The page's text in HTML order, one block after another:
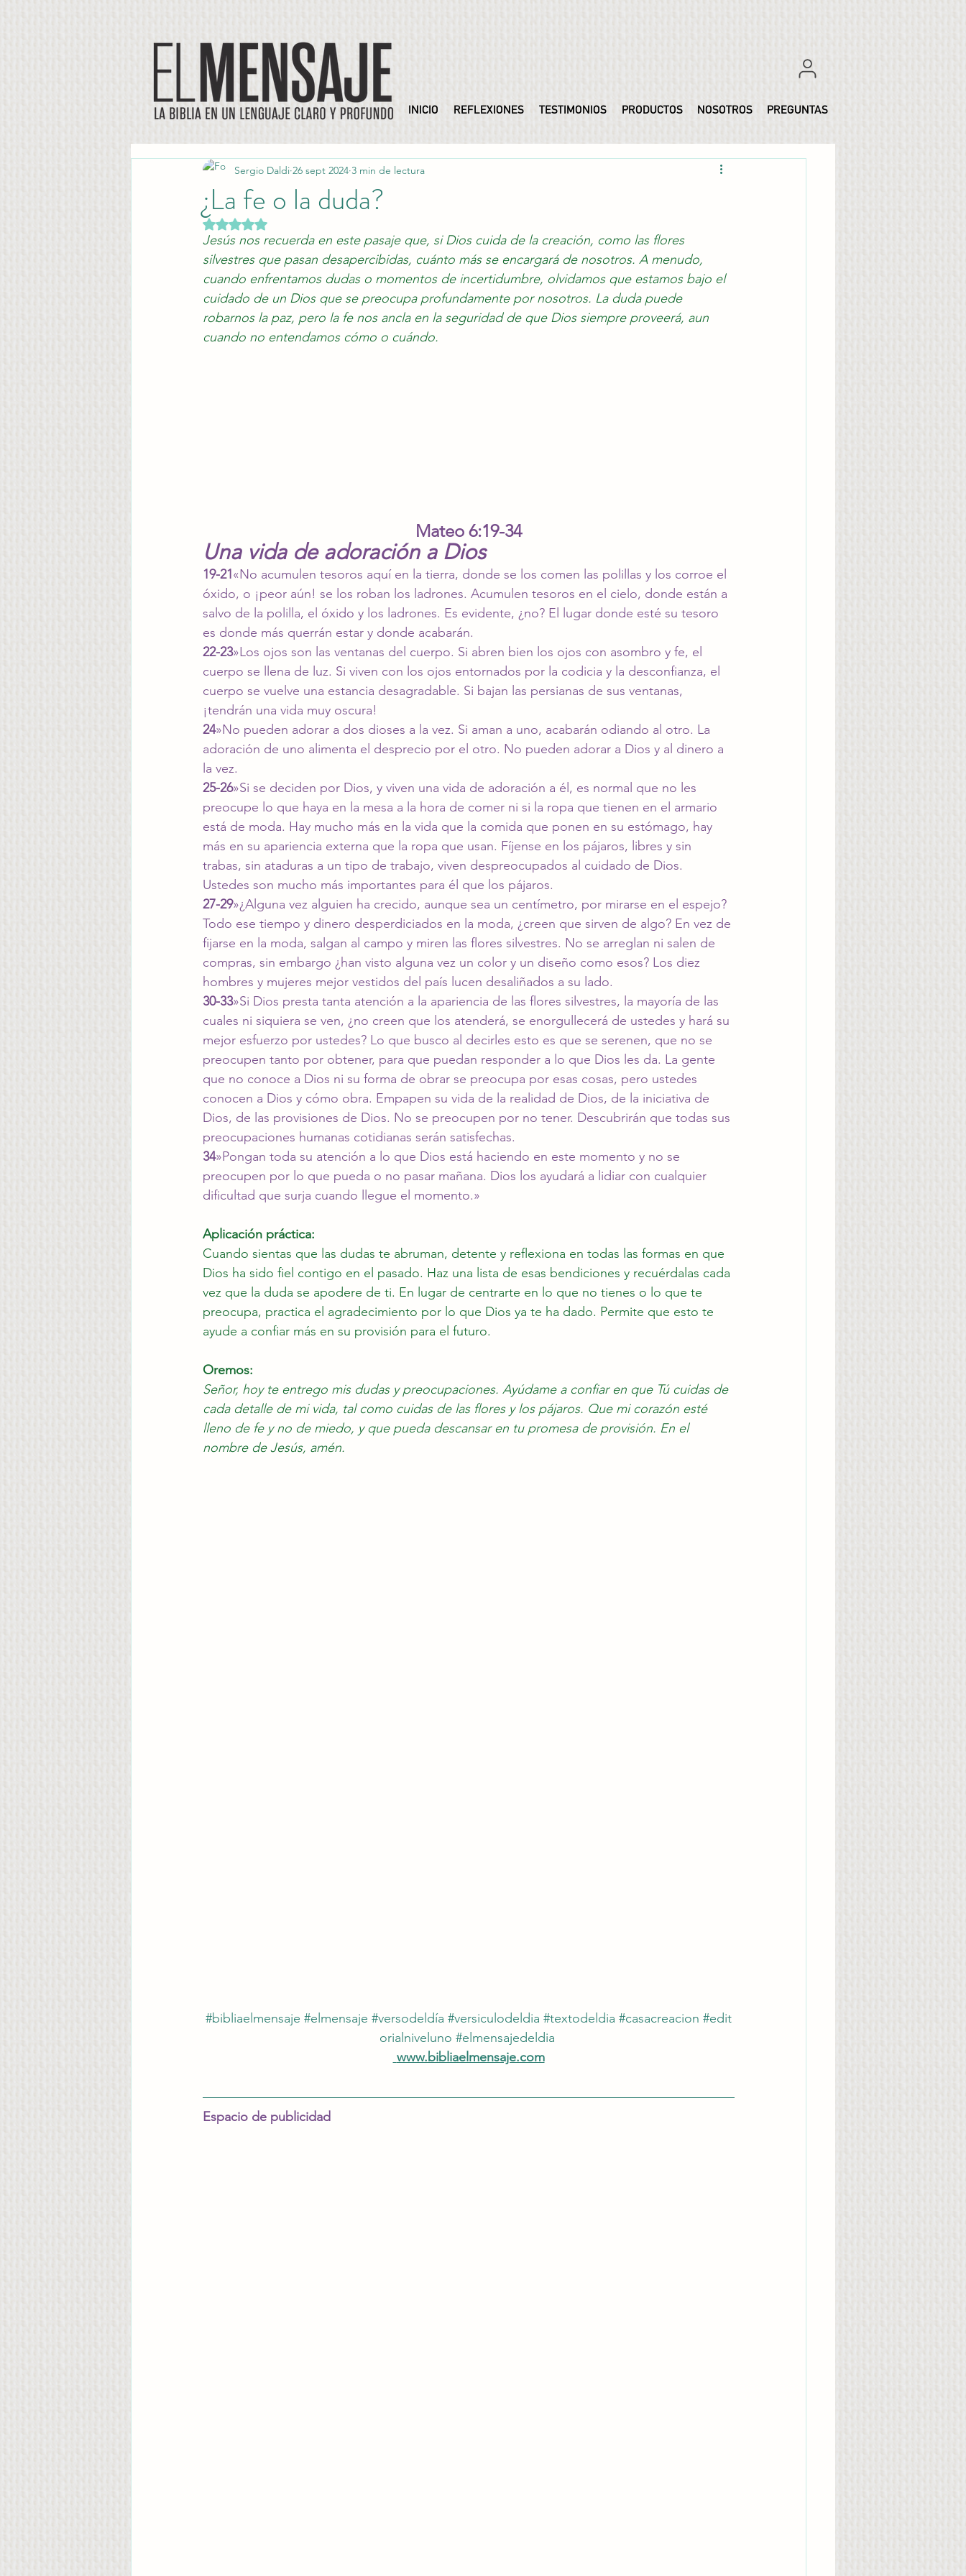
INICIO REFLEXIONES TESTIMONIOS PRODUCTOS NOSOTROS PREGUNTAS
¿La fe o la duda?
Sergio Daldi 26 sept 2024 3 min de lectura
Obtuvo NaN de 5 estrellas.
Jesús nos recuerda en este pasaje que, si Dios cuida de la creación, como las flores
silvestres que pasan desapercibidas, cuánto más se encargará de nosotros. A menudo,
cuando enfrentamos dudas o momentos de incertidumbre, olvidamos que estamos bajo el
cuidado de un Dios que se preocupa profundamente por nosotros. La duda puede
robarnos la paz, pero la fe nos ancla en la seguridad de que Dios siempre proveerá, aun
cuando no entendamos cómo o cuándo.
Mateo 6:19-34
Una vida de adoración a Dios
19-21«No acumulen tesoros aquí en la tierra, donde se los comen las polillas y los corroe el
óxido, o ¡peor aún! se los roban los ladrones. Acumulen tesoros en el cielo, donde están a
salvo de la polilla, el óxido y los ladrones. Es evidente, ¿no? El lugar donde esté su tesoro
es donde más querrán estar y donde acabarán.
22-23»Los ojos son las ventanas del cuerpo. Si abren bien los ojos con asombro y fe, el
cuerpo se llena de luz. Si viven con los ojos entornados por la codicia y la desconfianza, el
cuerpo se vuelve una estancia desagradable. Si bajan las persianas de sus ventanas,
¡tendrán una vida muy oscura!
24»No pueden adorar a dos dioses a la vez. Si aman a uno, acabarán odiando al otro. La
adoración de uno alimenta el desprecio por el otro. No pueden adorar a Dios y al dinero a
la vez.
25-26»Si se deciden por Dios, y viven una vida de adoración a él, es normal que no les
preocupe lo que haya en la mesa a la hora de comer ni si la ropa que tienen en el armario
está de moda. Hay mucho más en la vida que la comida que ponen en su estómago, hay
más en su apariencia externa que la ropa que usan. Fíjense en los pájaros, libres y sin
trabas, sin ataduras a un tipo de trabajo, viven despreocupados al cuidado de Dios.
Ustedes son mucho más importantes para él que los pájaros.
27-29»¿Alguna vez alguien ha crecido, aunque sea un centímetro, por mirarse en el espejo?
Todo ese tiempo y dinero desperdiciados en la moda, ¿creen que sirven de algo? En vez de
fijarse en la moda, salgan al campo y miren las flores silvestres. No se arreglan ni salen de
compras, sin embargo ¿han visto alguna vez un color y un diseño como esos? Los diez
hombres y mujeres mejor vestidos del país lucen desaliñados a su lado.
30-33»Si Dios presta tanta atención a la apariencia de las flores silvestres, la mayoría de las
cuales ni siquiera se ven, ¿no creen que los atenderá, se enorgullecerá de ustedes y hará su
mejor esfuerzo por ustedes? Lo que busco al decirles esto es que se serenen, que no se
preocupen tanto por obtener, para que puedan responder a lo que Dios les da. La gente
que no conoce a Dios ni su forma de obrar se preocupa por esas cosas, pero ustedes
conocen a Dios y cómo obra. Empapen su vida de la realidad de Dios, de la iniciativa de
Dios, de las provisiones de Dios. No se preocupen por no tener. Descubrirán que todas sus
preocupaciones humanas cotidianas serán satisfechas.
34»Pongan toda su atención a lo que Dios está haciendo en este momento y no se
preocupen por lo que pueda o no pasar mañana. Dios los ayudará a lidiar con cualquier
dificultad que surja cuando llegue el momento.»
Aplicación práctica:
Cuando sientas que las dudas te abruman, detente y reflexiona en todas las formas en que
Dios ha sido fiel contigo en el pasado. Haz una lista de esas bendiciones y recuérdalas cada
vez que la duda se apodere de ti. En lugar de centrarte en lo que no tienes o lo que te
preocupa, practica el agradecimiento por lo que Dios ya te ha dado. Permite que esto te
ayude a confiar más en su provisión para el futuro.
Oremos:
Señor, hoy te entrego mis dudas y preocupaciones. Ayúdame a confiar en que Tú cuidas de
cada detalle de mi vida, tal como cuidas de las flores y los pájaros. Que mi corazón esté
lleno de fe y no de miedo, y que pueda descansar en tu promesa de provisión. En el
nombre de Jesús, amén.
#bibliaelmensaje #elmensaje #versodeldía #versiculodeldia #textodeldia #casacreacion #edit
orialniveluno #elmensajedeldia
www.bibliaelmensaje.com
Espacio de publicidad